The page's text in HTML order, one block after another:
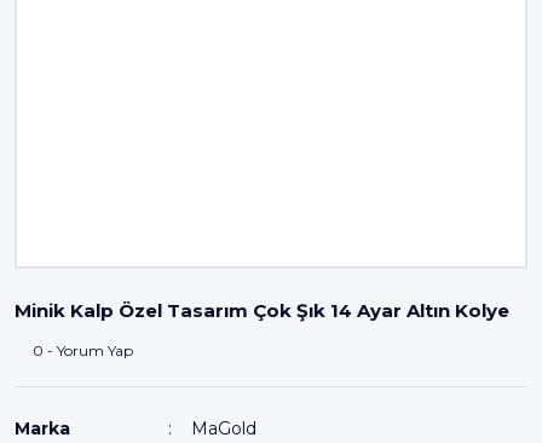
Minik Kalp Özel Tasarım Çok Şık 14 Ayar Altın Kolye
0 - Yorum Yap
Marka
MaGold